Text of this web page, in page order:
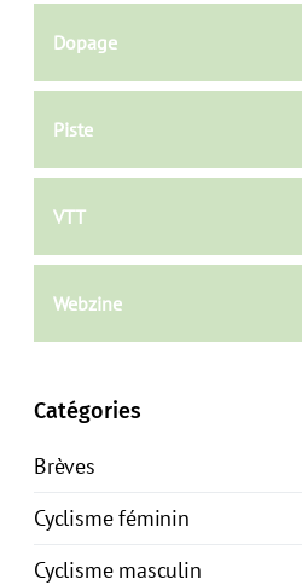
Dopage
Piste
VTT
Webzine
Catégories
Brèves
Cyclisme féminin
Cyclisme masculin